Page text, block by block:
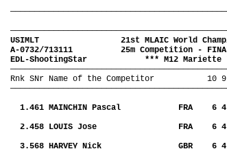
USIMLT
21st MLAIC World
A-0732/713111
25m Competition -
EDL-ShootingStar
*** M12 Mariette
Rnk SNr Name of the Competitor
10
1.461 MAINCHIN Pascal
FRA 6
2.458 LOUIS Jose
FRA 6
3.568 HARVEY Nick
GBR 6